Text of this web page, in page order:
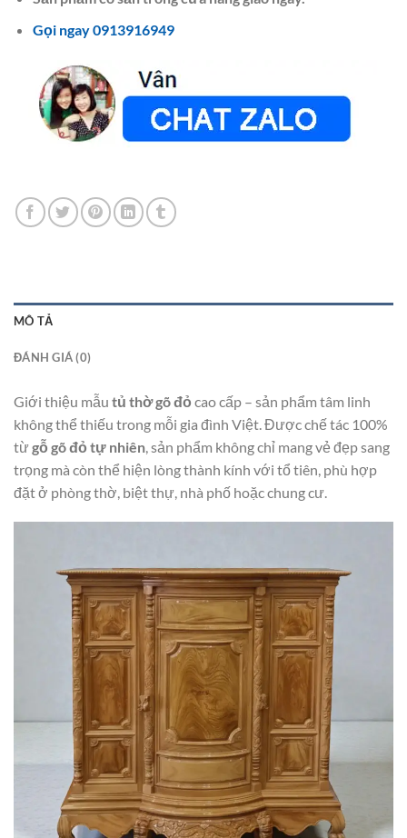
Gọi ngay 0913916949
MÔ TẢ
ĐÁNH GIÁ (0)
Giới thiệu mẫu tủ thờ gõ đỏ cao cấp – sản phẩm tâm linh
không thể thiếu trong mỗi gia đình Việt. Được chế tác 100%
từgỗ gõ đỏ tự nhiên , sản phẩm không chỉ mang vẻ đẹp sang
trọng mà còn thể hiện lòng thành kính với tổ tiên, phù hợp
đặt ở phòng thờ, biệt thự, nhà phố hoặc chung cư.